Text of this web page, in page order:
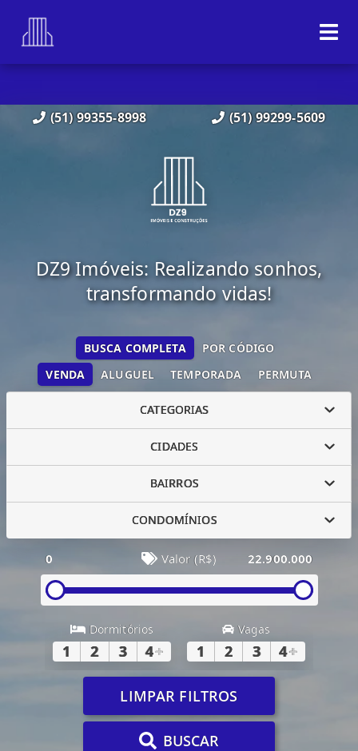
(51) 99355-8998 (51) 99299-5609
DZ9 Imóveis: Realizando sonhos,
transformando vidas!
VENDA ALUGUEL TEMPORADA PERMUTA
BUSCA COMPLETA POR CÓDIGO
CATEGORIAS
CIDADES
BAIRROS
CONDOMÍNIOS
0 Valor (R$) 22.900.000
Dormitórios
1 2 3 4+
Vagas
1 2 3 4+
LIMPAR FILTROS
BUSCAR